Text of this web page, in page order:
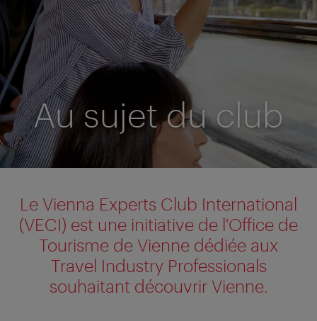
Au sujet du club
Le Vienna Experts Club International
(VECI) est une initiative de l'Office de
Tourisme de Vienne dédiée aux
Travel Industry Professionals
souhaitant découvrir Vienne.